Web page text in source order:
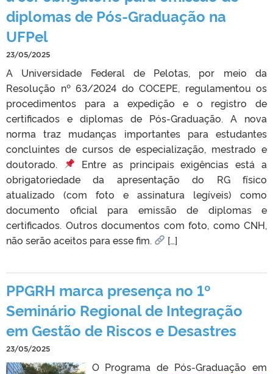
diplomas de Pós-Graduação na
UFPel
23/05/2025
A Universidade Federal de Pelotas, por meio da
Resolução nº 63/2024 do COCEPE, regulamentou os
procedimentos para a expedição e o registro de
certificados e diplomas de Pós-Graduação. A nova
norma traz mudanças importantes para estudantes
concluintes de cursos de especialização, mestrado e
doutorado.
Entre as principais exigências está a
obrigatoriedade da apresentação do RG físico
atualizado (com foto e assinatura legíveis) como
documento oficial para emissão de diplomas e
certificados. Outros documentos com foto, como CNH,
não serão aceitos para esse fim.
[…]
PPGRH marca presença no 1º
Seminário Regional de Integração
em Gestão de Riscos e Desastres
23/05/2025
O Programa de Pós-Graduação em